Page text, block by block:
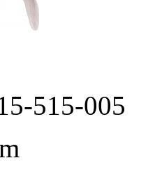
515-005